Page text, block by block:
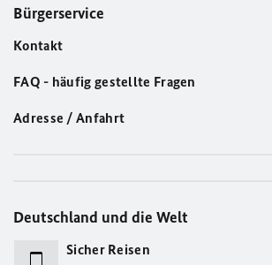
Bürgerservice
Kontakt
FAQ - häufig gestellte Fragen
Adresse / Anfahrt
Deutschland und die Welt
Sicher Reisen